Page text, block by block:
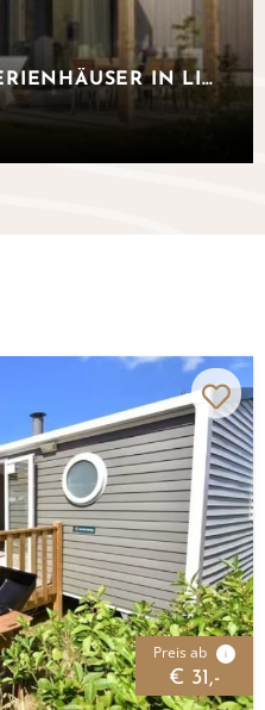
TERHILLS RESORT - FERIENHÄUSER IN LIMBURG
Preis ab i
€ 31,-